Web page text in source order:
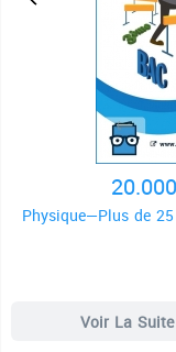
20.000
Physique—Plus de
Voir La Suite